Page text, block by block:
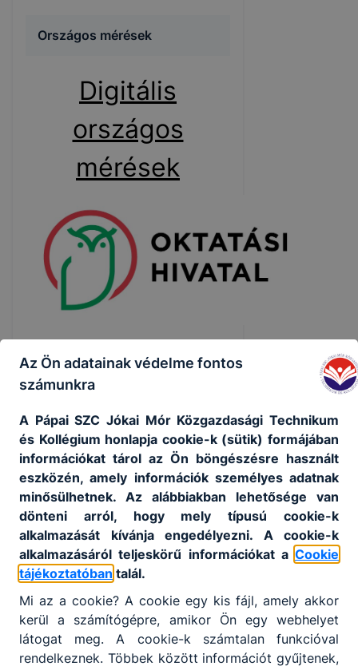
Országos mérések
Digitális
országos
mérések
Netfit
Netfit
statisztikák
Az Ön adatainak védelme fontos
számunkra
A Pápai SZC Jókai Mór Közgazdasági Technikum
és Kollégium honlapja cookie-k (sütik) formájában
információkat tárol az Ön böngészésre használt
eszközén, amely információk személyes adatnak
minősülhetnek. Az alábbiakban lehetősége van
dönteni arról, hogy mely típusú cookie-k
alkalmazását kívánja engedélyezni. A cookie-k
alkalmazásáról teljeskörű információkat a Cookie
tájékoztatóban talál.
Mi az a cookie? A cookie egy kis fájl, amely akkor
kerül a számítógépre, amikor Ön egy webhelyet
látogat meg. A cookie-k számtalan funkcióval
rendelkeznek. Többek között információt gyűjtenek,